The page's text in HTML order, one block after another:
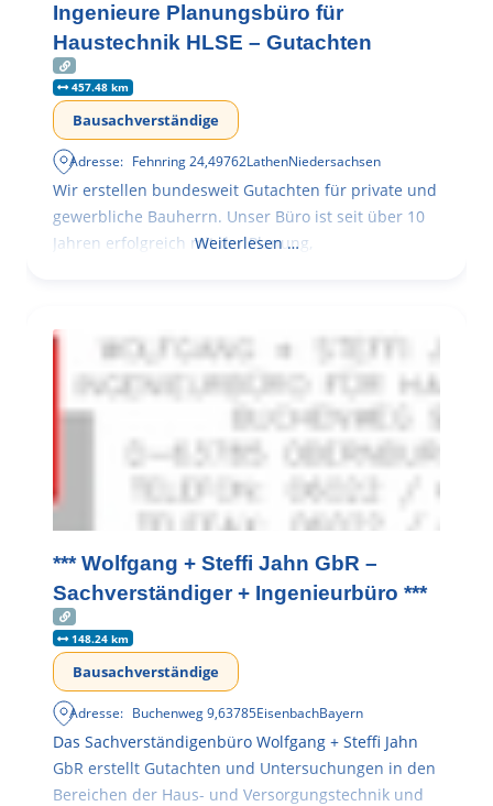
Ingenieure Planungsbüro für
Haustechnik HLSE – Gutachten
457.48 km
Bausachverständige
Adresse: Fehnring 24,49762LathenNiedersachsen
Wir erstellen bundesweit Gutachten für private und
gewerbliche Bauherrn. Unser Büro ist seit über 10
Jahren erfolgreich mit der Planung,
Weiterlesen …
*** Wolfgang + Steffi Jahn GbR –
Sachverständiger + Ingenieurbüro ***
148.24 km
Bausachverständige
Adresse: Buchenweg 9,63785EisenbachBayern
Das Sachverständigenbüro Wolfgang + Steffi Jahn
GbR erstellt Gutachten und Untersuchungen in den
Bereichen der Haus- und Versorgungstechnik und